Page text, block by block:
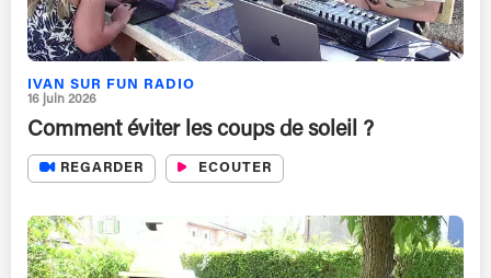
IVAN SUR FUN RADIO
16 juin 2026
Comment éviter les coups de soleil ?
REGARDER ECOUTER